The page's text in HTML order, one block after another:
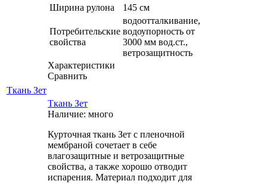
Ширина рулона
145 см
Потребительские
свойства
водоотталкивание,
водоупорность от
3000 мм вод.ст.,
ветрозащитность
Характеристики
Сравнить
Ткань Зет
Ткань Зет
Наличие: много
Курточная ткань Зет с пленочной
мембраной сочетает в себе
влагозащитные и ветрозащитные
свойства, а также хорошо отводит
испарения. Материал подходит для